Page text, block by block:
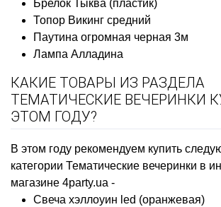
Брелок Тыква (пластик)
Топор Викинг средний
Паутина огромная черная 3м
Лампа Алладина
КАКИЕ ТОВАРЫ ИЗ РАЗДЕЛА
ТЕМАТИЧЕСКИЕ ВЕЧЕРИНКИ
ЭТОМ ГОДУ?
В этом году рекомендуем купить
категории Тематические вечеринки в
магазине 4party.ua -
Свеча хэллоуин led (оранжевая)